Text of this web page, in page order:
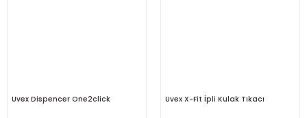
Uvex Dispencer One2click Uvex X-Fit İpli Kulak Tıkacı